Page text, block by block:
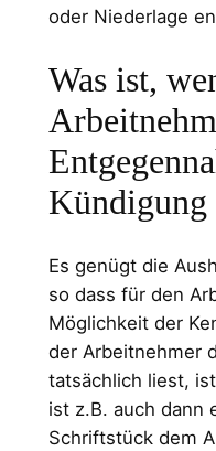
oder Niederlage
Was ist,
Kündigung
Es genügt die
so dass für den
Möglichkeit der
der Arbeitnehmer
tatsächlich liest,
ist z.B. auch dann
Schriftstück dem